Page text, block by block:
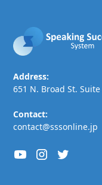
Address:
651 N. Broad St.
Contact:
contact@sssonline.jp